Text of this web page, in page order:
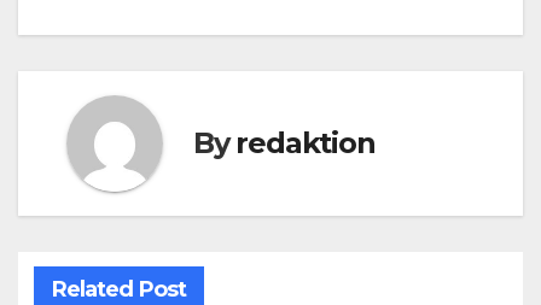
Byredaktion
Related Post